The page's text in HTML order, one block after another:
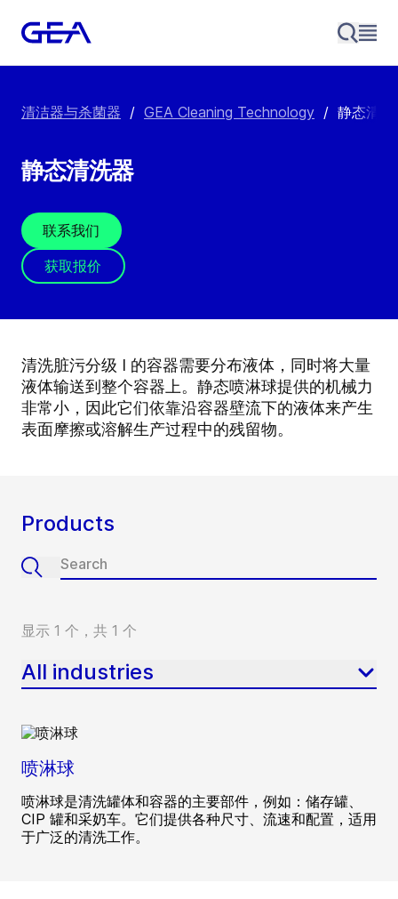
清洁器与杀菌器 / GEA Cleaning Technology / 静态清洗
静态清洗器
联系我们
获取报价
清洗脏污分级 I 的容器需要分布液体，同时将大量
液体输送到整个容器上。静态喷淋球提供的机械力
非常小，因此它们依靠沿容器壁流下的液体来产生
表面摩擦或溶解生产过程中的残留物。
Products
显示 1 个，共 1 个
All industries
喷淋球
喷淋球是清洗罐体和容器的主要部件，例如：储存罐、
CIP 罐和采奶车。它们提供各种尺寸、流速和配置，适用
于广泛的清洗工作。